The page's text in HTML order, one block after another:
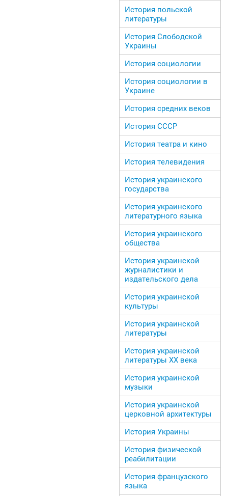
История польской
литературы
История Слободской
Украины
История социологии
История социологии в
Украине
История средних веков
История СССР
История театра и кино
История телевидения
История украинского
государства
История украинского
литературного языка
История украинского
общества
История украинской
журналистики и
издательского дела
История украинской
культуры
История украинской
литературы
История украинской
литературы ХХ века
История украинской
музыки
История украинской
церковной архитектуры
История Украины
История физической
реабилитации
История французского
языка